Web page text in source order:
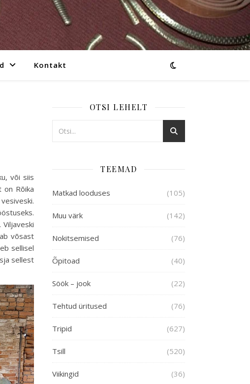
Kontakt
või siis
on Rõika
võsast
sellisel
sellest
OTSI LEHELT
TEEMAD
Matkad looduses (105)
Muu värk (142)
Nokitsemised (76)
Õpitoad (40)
Söök – jook (22)
Tehtud üritused (76)
Tripid (627)
Tsill (520)
Viikingid (36)